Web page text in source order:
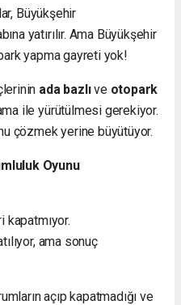
Büyükşehir
yatırılır. Ama Büyükşehir
yapma gayreti yok!
ada bazlıve otopark
ile yürütülmesi gerekiyor.
çözmek yerine büyütüyor.
Oyunu
kapatmıyor.
ama sonuç
açıp kapatmadığı ve